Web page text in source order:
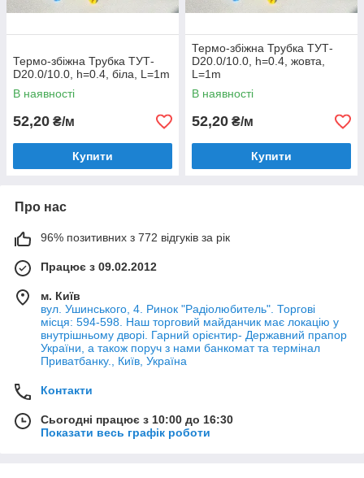
Термо-збіжна Трубка ТУТ-
D20.0/10.0, h=0.4, біла, L=1m
В наявності
52,20 ₴/м
Купити
Термо-збіжна Трубка ТУТ-
D20.0/10.0, h=0.4, жовта,
L=1m
В наявності
52,20 ₴/м
Купити
Про нас
96% позитивних з 772 відгуків за рік
Працює з 09.02.2012
м. Київ
вул. Ушинського, 4. Ринок "Радіолюбитель". Торгові
місця: 594-598. Наш торговий майданчик має локацію у
внутрішньому дворі. Гарний орієнтир- Державний прапор
України, а також поруч з нами банкомат та термінал
Приватбанку., Київ, Україна
Контакти
Сьогодні працює з 10:00 до 16:30
Показати весь графік роботи